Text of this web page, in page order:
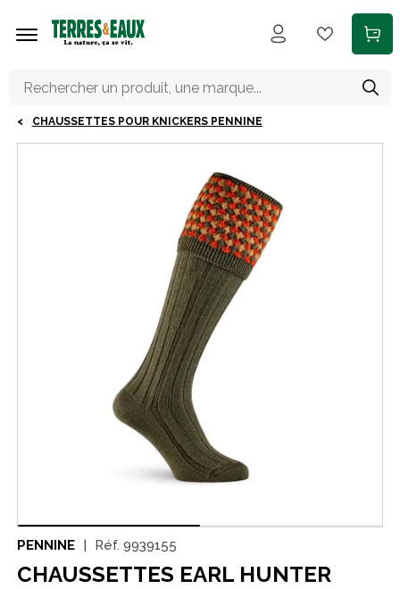
CHAUSSETTES POUR KNICKERS PENNINE
PENNINE Réf. 9939155
CHAUSSETTES EARL HUNTER